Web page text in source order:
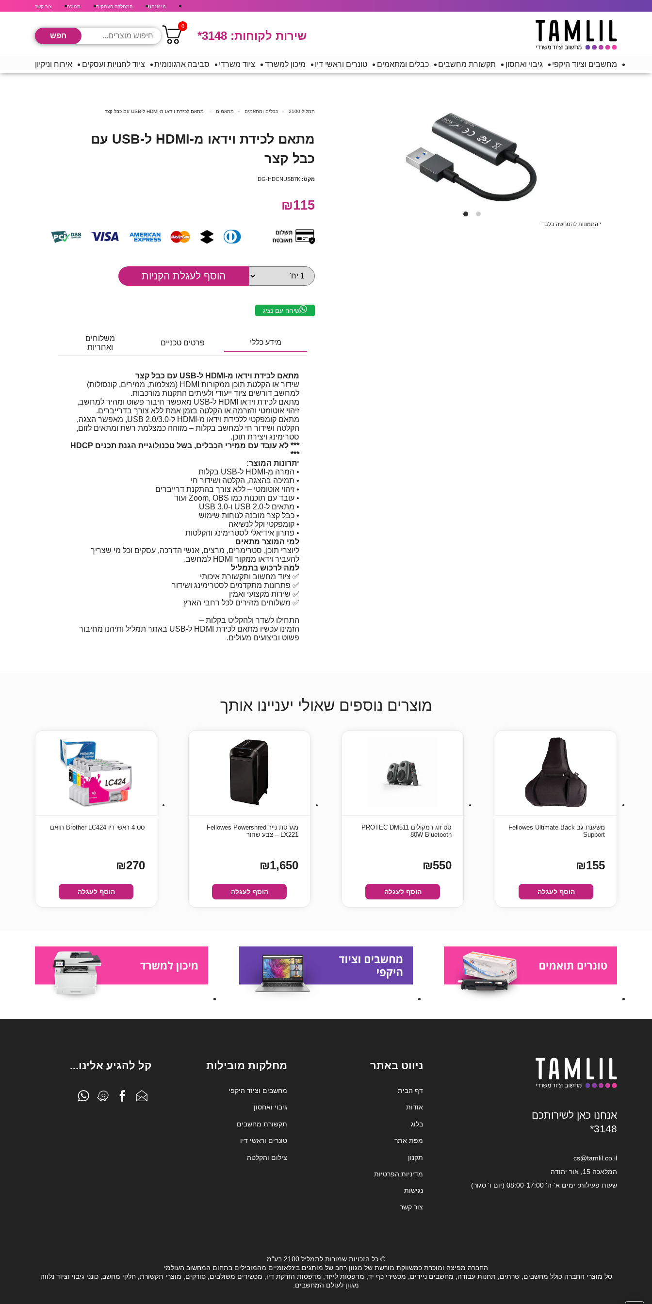
מי אנחנו המחלקה העסקית תמיכה צור קשר
שירות לקוחות: *3148
0
מחשבים וציוד היקפי גיבוי ואחסון תקשורת מחשבים כבלים ומתאמים טונרים וראשי דיו מיכון למשרד ציוד משרדי סביבה ארגונומית ציוד לחנויות ועסקים אירוח וניקיון
* התמונות להמחשה בלבד
תמליל 2100 כבלים ומתאמים מתאמים מתאם לכידת וידאו מ-HDMI ל-USB עם כבל קצר
מתאם לכידת וידאו מ-HDMI ל-USB עם
כבל קצר
מקט: DG-HDCNUSB7K
₪115
שיחה עם נציג
מידע כללי פרטים טכניים
משלוחים
ואחריות
מתאם לכידת וידאו מ-HDMI ל-USB עם כבל קצר
שידור או הקלטת תוכן ממקורות HDMI (מצלמות, ממירים, קונסולות)
למחשב דורשים ציוד ייעודי ולעיתים התקנות מורכבות.
מתאם לכידת וידאו HDMI ל-USB מאפשר חיבור פשוט ומהיר למחשב,
זיהוי אוטומטי והזרמה או הקלטה בזמן אמת ללא צורך בדרייברים.
מתאם קומפקטי ללכידת וידאו מ-HDMI ל-USB 2.0/3.0, מאפשר הצגה,
הקלטה ושידור חי למחשב בקלות – מזוהה כמצלמת רשת ומתאים לזום,
סטרימינג ויצירת תוכן.
*** לא עובד עם ממירי הכבלים, בשל טכנולוגיית הגנת תכנים HDCP
***
יתרונות המוצר:
• המרה מ-HDMI ל-USB בקלות
• תמיכה בהצגה, הקלטה ושידור חי
• זיהוי אוטומטי – ללא צורך בהתקנת דרייברים
• עובד עם תוכנות כמו Zoom, OBS ועוד
• מתאים ל-USB 2.0 ו-USB 3.0
• כבל קצר מובנה לנוחות שימוש
• קומפקטי וקל לנשיאה
• פתרון אידיאלי לסטרימינג והקלטות
למי המוצר מתאים
ליוצרי תוכן, סטרימרים, מרצים, אנשי הדרכה, עסקים וכל מי שצריך
להעביר וידאו ממקור HDMI למחשב.
למה לרכוש בתמליל
✅ ציוד מחשוב ותקשורת איכותי
✅ פתרונות מתקדמים לסטרימינג ושידור
✅ שירות מקצועי ואמין
✅ משלוחים מהירים לכל רחבי הארץ
התחילו לשדר ולהקליט בקלות –
הזמינו עכשיו מתאם לכידת HDMI ל-USB באתר תמליל ותיהנו מחיבור
פשוט וביצועים מעולים.
מוצרים נוספים שאולי יעניינו אותך
משענת גב Fellowes Ultimate Back
Support
₪155
הוסף לעגלה
סט זוג רמקולים PROTEC DM511
80W Bluetooth
₪550
הוסף לעגלה
מגרסת נייר Fellowes Powershred
LX221 – צבע שחור
₪1,650
הוסף לעגלה
סט 4 ראשי דיו Brother LC424 תואם
₪270
הוסף לעגלה
אנחנו כאן לשירותכם
*3148
cs@tamlil.co.il
המלאכה 15, אור יהודה
שעות פעילות: ימים א'-ה' 08:00-17:00 (יום ו' סגור)
ניווט באתר
דף הבית
אודות
בלוג
מפת אתר
תקנון
מדיניות הפרטיות
נגישות
צור קשר
מחלקות מובילות
מחשבים וציוד היקפי
גיבוי ואחסון
תקשורת מחשבים
טונרים וראשי דיו
צילום והקלטה
קל להגיע אלינו...
© כל הזכויות שמורות לתמליל 2100 בע"מ
החברה מפיצה ומוכרת כמשווקת מורשת של מגוון רחב של מותגים בינלאומיים מהמובילים בתחום המחשוב העולמי
סל מוצרי החברה כולל מחשבים, שרתים, תחנות עבודה, מחשבים ניידים, מכשירי כף יד, מדפסות לייזר, מדפסות הזרקת דיו, מכשירים משולבים, סורקים, מוצרי תקשורת, חלקי מחשב, כונני גיבוי וציוד נלווה
מגוון לעולם המחשבים.